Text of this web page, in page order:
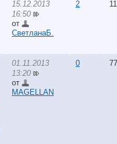
15.12.2013
16:50
от
СветланаБ.
2
01.11.2013
13:20
от
MAGELLAN
0